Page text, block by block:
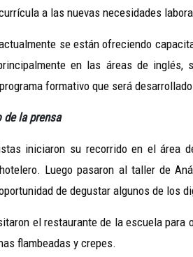
a las nuevas necesidades
se están ofreciendo
en las áreas de
formativo que será
de la prensa
iniciaron su recorrido en el área
Luego pasaron al taller de
de degustar algunos de los
el restaurante de la escuela para
flambeadas y crepes.